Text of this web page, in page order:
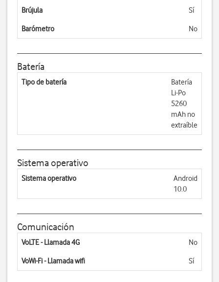
Brújula Sí
Barómetro No
Batería
Tipo de batería
Batería
Li-Po
5260
mAh no
extraíble
Sistema operativo
Sistema operativo
Android
10.0
Comunicación
VoLTE - Llamada 4G No
VoWi-Fi - Llamada wifi Sí